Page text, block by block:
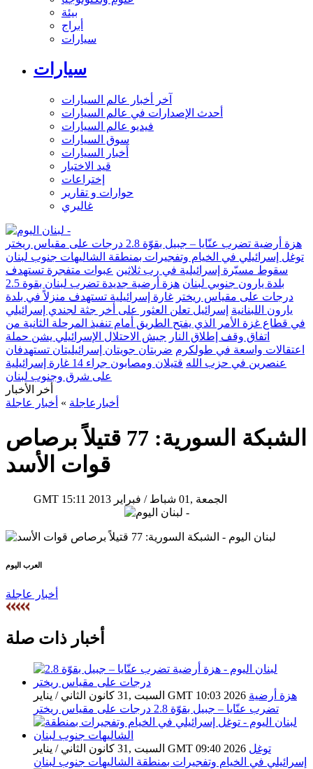
بيئة
أبراج
سيارات
سيارات
آخر أخبار عالم السيارات
أحدث الإصدارات في عالم السيارات
فيديو عالم السيارات
سوق السيارات
أخبار السيارات
قيد الاختبار
إختراعات
حوارات و تقارير
غاليري
هزة أرضية تضرب عنّايا – جبيل بقوّة 2.8 درجات على مقياس ريختر
توغل إسرائيلي في الخيام وتفجيرات بمنطقة الشاليهات جنوب لبنان
سقوط مسيّرة إسرائيلية في رب ثلاثين عبوات متفجرة تستهدف
بلدة يارون جنوبي لبنان
هزة أرضية جديدة تضرب لبنان بقوة 2.5
درجات على مقياس ريختر غارة إسرائيلية تستهدف منزلاً في بلدة
يارون اللبنانية إسرائيل تعلن العثور على أخر جثة لجندي إسرائيلي
في قطاع غزة الأمر الذي يفتح الطريق أمام تنفيذ المرحلة الثانية من
اتفاق وقف إطلاق النار جيش الاحتلال الإسرائيلي يشن حملة
اعتقالات واسعة في طولكرم ضربتان جويتان إسرائيليتان تستهدفان
عنصرين في حزب الله
قتيلان ومصابون جراء 14 غارة إسرائيلية
على شرق وجنوب لبنان
أخر الأخبار
أخبارعاجلة » أخبار عاجلة
الشبكة السورية: 77 قتيلاً برصاص
قوات الأسد
GMT 15:11 2013 الجمعة ,01 شباط / فبراير
العرب اليوم
أخبار عاجلة
أخبار ذات صلة
السبت ,31 كانون الثاني / يناير GMT 10:03 2026 هزة أرضية
تضرب عنّايا – جبيل بقوّة 2.8 درجات على مقياس ريختر
السبت ,31 كانون الثاني / يناير GMT 09:40 2026 توغل
إسرائيلي في الخيام وتفجيرات بمنطقة الشاليهات جنوب لبنان